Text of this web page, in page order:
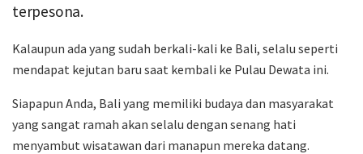
terpesona.
Kalaupun ada yang sudah berkali-kali ke Bali, selalu seperti
mendapat kejutan baru saat kembali ke Pulau Dewata ini.
Siapapun Anda, Bali yang memiliki budaya dan masyarakat
yang sangat ramah akan selalu dengan senang hati
menyambut wisatawan dari manapun mereka datang.